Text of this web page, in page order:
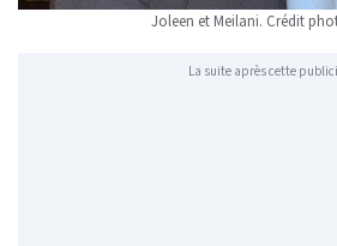
Joleen et Meilani. Crédit
La suite après cette